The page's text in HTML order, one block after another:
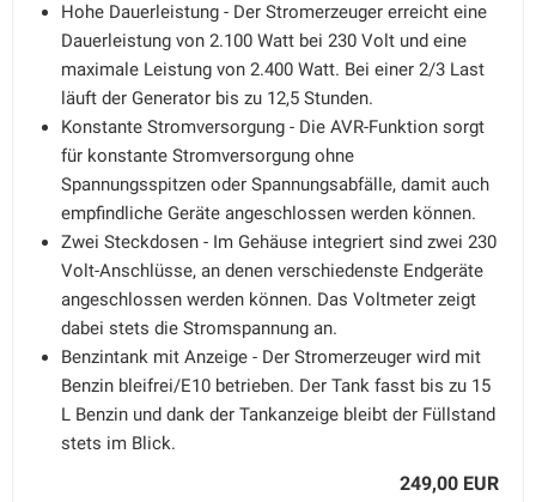
Hohe Dauerleistung - Der Stromerzeuger erreicht eine
Dauerleistung von 2.100 Watt bei 230 Volt und eine
maximale Leistung von 2.400 Watt. Bei einer 2/3 Last
läuft der Generator bis zu 12,5 Stunden.
Konstante Stromversorgung - Die AVR-Funktion sorgt
für konstante Stromversorgung ohne
Spannungsspitzen oder Spannungsabfälle, damit auch
empfindliche Geräte angeschlossen werden können.
Zwei Steckdosen - Im Gehäuse integriert sind zwei 230
Volt-Anschlüsse, an denen verschiedenste Endgeräte
angeschlossen werden können. Das Voltmeter zeigt
dabei stets die Stromspannung an.
Benzintank mit Anzeige - Der Stromerzeuger wird mit
Benzin bleifrei/E10 betrieben. Der Tank fasst bis zu 15
L Benzin und dank der Tankanzeige bleibt der Füllstand
stets im Blick.
249,00 EUR